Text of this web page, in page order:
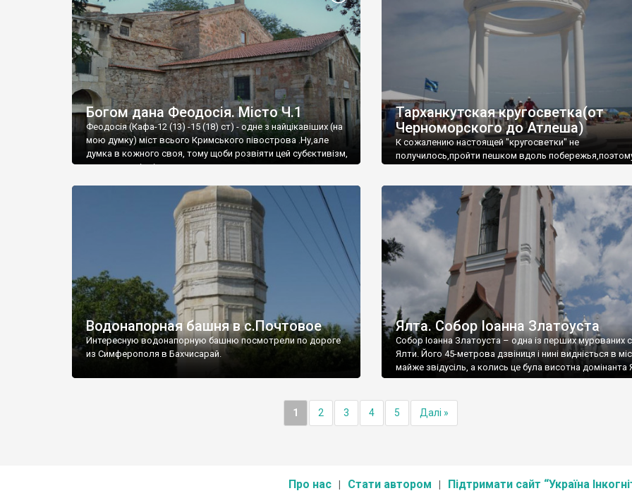
Богом дана Феодосія. Місто Ч.1
Феодосія (Кафа-12 (13) -15 (18) ст) - одне з найцікавіших (на
мою думку) міст всього Кримського півострова .Ну,але
думка в кожного своя, тому щоби розвіяти цей субєктивізм,
запрошую відвідати це
Тарханкутская кругосветка(от
Черноморского до Атлеша)
К сожалению настоящей "кругосветки" не
получилось,пройти пешком вдоль
Водонапорная башня в с.Почтовое
Интересную водонапорную башню посмотрели по дороге
из Симферополя в Бахчисарай.
Ялта. Собор Іоанна Златоуста
Собор Іоанна Златоуста – одна із перших мурованих
Ялти. Його 45-метрова дзвіниця і нині видніється в
майже звідусіль, а колись це була висотна домінанта
1 2 3 4 5 Далі »
Про нас Стати автором Підтримати сайт “Україна